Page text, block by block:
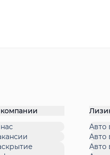
Авто
Авто
Авто